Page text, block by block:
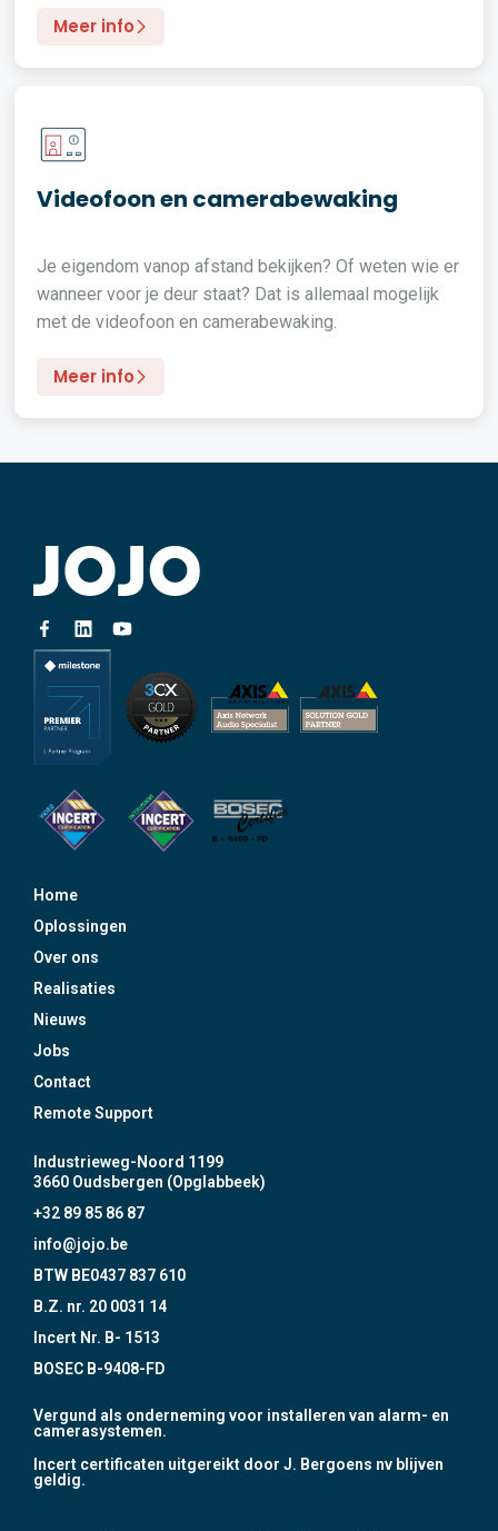
Meer info
Videofoon en camerabewaking
Je eigendom vanop afstand bekijken? Of weten wie er
wanneer voor je deur staat? Dat is allemaal mogelijk
met de videofoon en camerabewaking.
Meer info
Home
Oplossingen
Over ons
Realisaties
Nieuws
Jobs
Contact
Remote Support
Industrieweg-Noord 1199
3660 Oudsbergen (Opglabbeek)
+32 89 85 86 87
info@jojo.be
BTW BE0437 837 610
B.Z. nr. 20 0031 14
Incert Nr. B- 1513
BOSEC B-9408-FD
Vergund als onderneming voor installeren van alarm- en
camerasystemen.
Incert certificaten uitgereikt door J. Bergoens nv blijven
geldig.